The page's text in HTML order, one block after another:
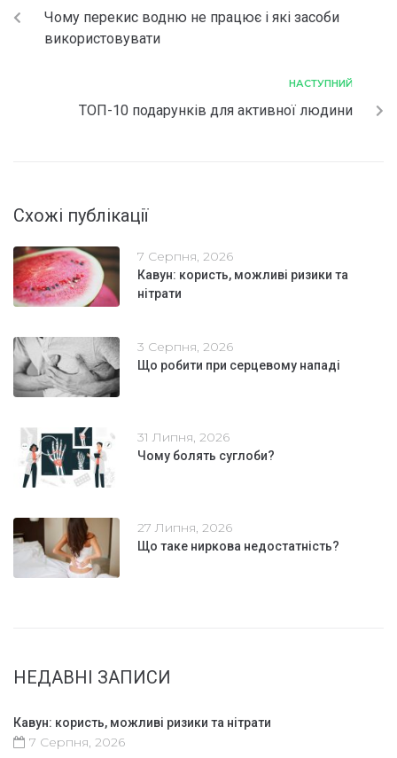
Чому перекис водню не працює і які засоби
використовувати
НАСТУПНИЙ
ТОП-10 подарунків для активної людини
Схожі публікації
7 Серпня, 2026
Кавун: користь, можливі ризики та
нітрати
3 Серпня, 2026
Що робити при серцевому нападі
31 Липня, 2026
Чому болять суглоби?
27 Липня, 2026
Що таке ниркова недостатність?
НЕДАВНІ ЗАПИСИ
Кавун: користь, можливі ризики та нітрати
7 Серпня, 2026